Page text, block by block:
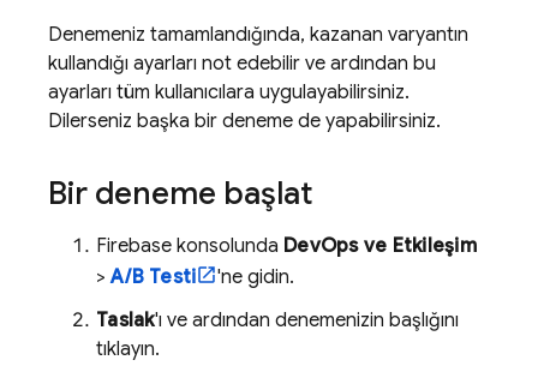
Denemeniz tamamlandığında, kazanan varyantın
kullandığı ayarları not edebilir ve ardından bu
ayarları tüm kullanıcılara uygulayabilirsiniz.
Dilerseniz başka bir deneme de yapabilirsiniz.
Bir deneme başlat
Firebase konsolunda DevOps ve Etkileşim
>A/B Testi
'ne gidin.
Taslak'ı ve ardından denemenizin başlığını
tıklayın.